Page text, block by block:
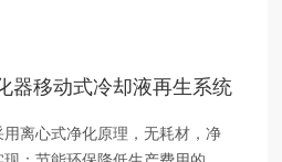
器移动式冷却液再生系统
离心式净化原理，无耗材，净